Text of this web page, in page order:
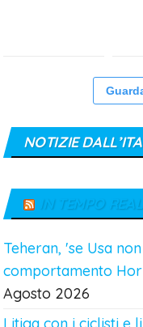
NOTIZIE
IN TEMPO
Teheran, 'se Usa
comportamento
Agosto 2026